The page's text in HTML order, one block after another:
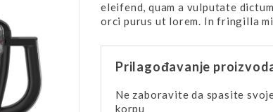
eleifend, quam a vulputate
orci purus ut lorem. In fringilla
Prilagođavanje
Ne zaboravite da spasite
korpu